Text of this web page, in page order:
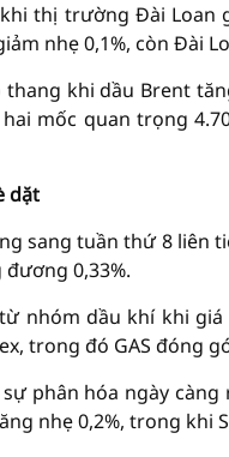
thị trường Đài Loan
nhẹ 0,1%, còn Đài
khi dầu Brent
mốc quan trọng
dặt
sang tuần thứ 8 liên
0,33%.
nhóm dầu khí khi
trong đó GAS đóng
phân hóa ngày
nhẹ 0,2%, trong khi